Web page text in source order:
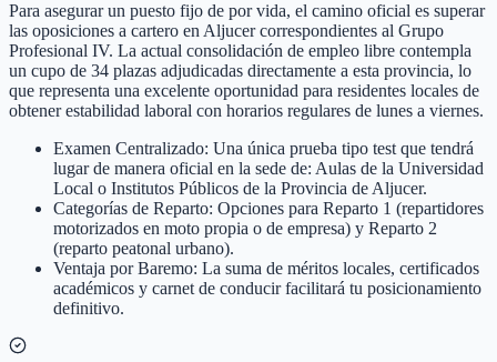
Para asegurar un puesto fijo de por vida, el camino oficial es superar
las oposiciones a cartero en Aljucer correspondientes al Grupo
Profesional IV. La actual consolidación de empleo libre contempla
un cupo de 34 plazas adjudicadas directamente a esta provincia, lo
que representa una excelente oportunidad para residentes locales de
obtener estabilidad laboral con horarios regulares de lunes a viernes.
Examen Centralizado: Una única prueba tipo test que tendrá
lugar de manera oficial en la sede de: Aulas de la Universidad
Local o Institutos Públicos de la Provincia de Aljucer.
Categorías de Reparto: Opciones para Reparto 1 (repartidores
motorizados en moto propia o de empresa) y Reparto 2
(reparto peatonal urbano).
Ventaja por Baremo: La suma de méritos locales, certificados
académicos y carnet de conducir facilitará tu posicionamiento
definitivo.